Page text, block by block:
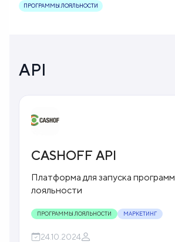
ПРОГРАММЫ ЛОЯЛЬНОСТИ
API
CASHOFF API
Платформа для запуска программ
лояльности
ПРОГРАММЫ ЛОЯЛЬНОСТИ МАРКЕТИНГ
24.10.2024